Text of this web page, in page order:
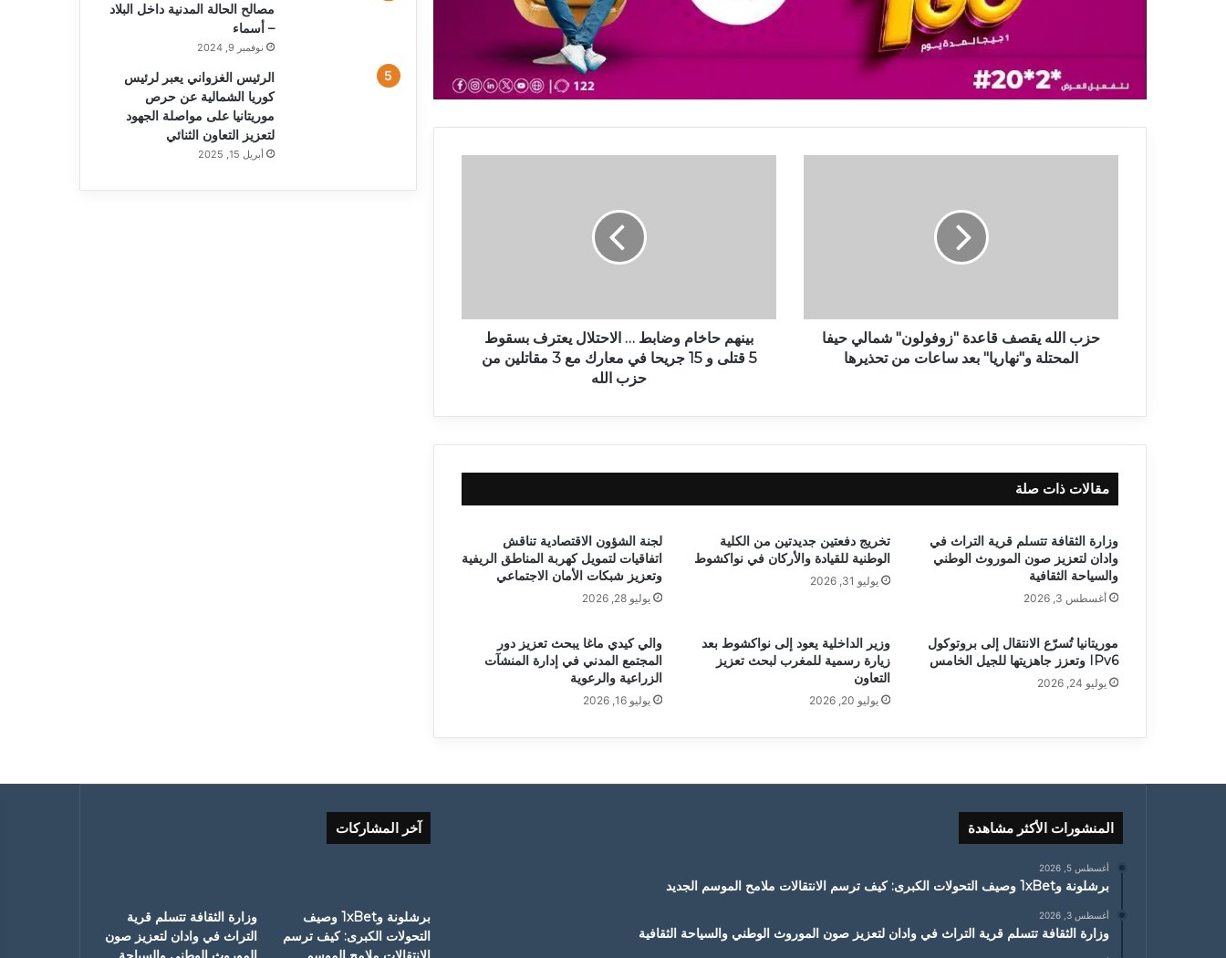
حزب الله يقصف قاعدة "زوفولون" شمالي حيفا
المحتلة و"نهاريا" بعد ساعات من تحذيرها
بينهم حاخام وضابط … الاحتلال يعترف بسقوط
5 قتلى و 15 جريحا في معارك مع 3 مقاتلين من
حزب الله
مقالات ذات صلة
وزارة الثقافة تتسلم قرية التراث في
وادان لتعزيز صون الموروث الوطني
والسياحة الثقافية
أغسطس 3, 2026
تخريج دفعتين جديدتين من الكلية
الوطنية للقيادة والأركان في نواكشوط
يوليو 31, 2026
لجنة الشؤون الاقتصادية تناقش
اتفاقيات لتمويل كهربة المناطق الريفية
وتعزيز شبكات الأمان الاجتماعي
يوليو 28, 2026
موريتانيا تُسرّع الانتقال إلى بروتوكول
IPv6 وتعزز جاهزيتها للجيل الخامس
يوليو 24, 2026
وزير الداخلية يعود إلى نواكشوط بعد
زيارة رسمية للمغرب لبحث تعزيز
التعاون
يوليو 20, 2026
والي كيدي ماغا يبحث تعزيز دور
المجتمع المدني في إدارة المنشآت
الزراعية والرعوية
يوليو 16, 2026
مصالح الحالة المدنية داخل البلاد
– أسماء
نوفمبر 9, 2024
الرئيس الغزواني يعبر لرئيس
كوريا الشمالية عن حرص
موريتانيا على مواصلة الجهود
لتعزيز التعاون الثنائي
أبريل 15, 2025
المنشورات الأكثر مشاهدة
أغسطس 5, 2026
برشلونة و1xBet وصيف التحولات الكبرى: كيف ترسم الانتقالات ملامح الموسم الجديد
أغسطس 3, 2026
وزارة الثقافة تتسلم قرية التراث في وادان لتعزيز صون الموروث الوطني والسياحة الثقافية
آخر المشاركات
برشلونة و1xBet وصيف
التحولات الكبرى: كيف ترسم
وزارة الثقافة تتسلم قرية
التراث في وادان لتعزيز صون